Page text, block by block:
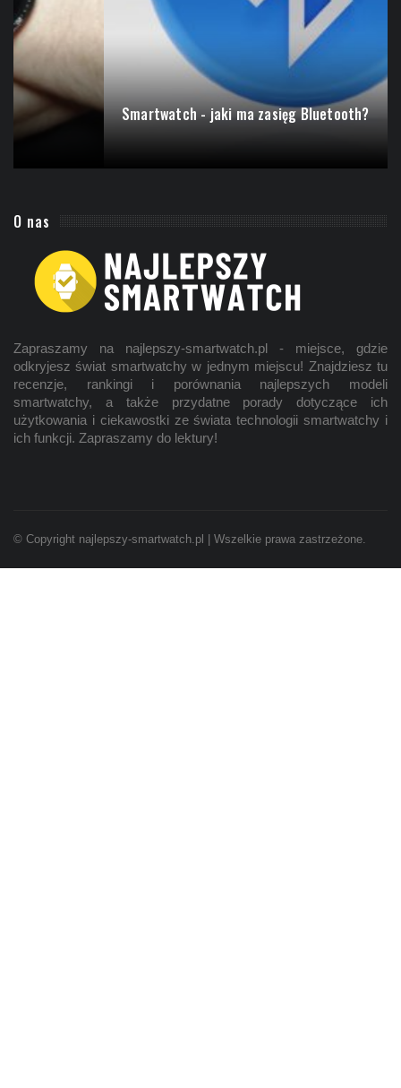
Smartwatch - jaki ma zasięg Bluetooth?
O nas
Zapraszamy na najlepszy-smartwatch.pl - miejsce, gdzie
odkryjesz świat smartwatchy w jednym miejscu! Znajdziesz tu
recenzje, rankingi i porównania najlepszych modeli
smartwatchy, a także przydatne porady dotyczące ich
użytkowania i ciekawostki ze świata technologii smartwatchy i
ich funkcji. Zapraszamy do lektury!
© Copyright najlepszy-smartwatch.pl | Wszelkie prawa zastrzeżone.